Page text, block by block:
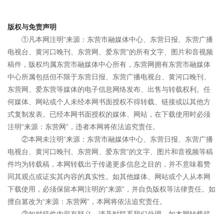
版权与免责声明
①凡本网注明“来源：东营市融媒体中心、东营日报、东营广播
电视台、黄河口晚刊、东营网、爱东营”的所有文字、图片和音视频
稿件，版权均属东营市融媒体中心所有，东营网拥有东营市融媒体
中心所属包括但不限于东营日报、东营广播电视台、黄河口晚刊、
东营网、爱东营等媒体的电子信息网络发布、出售与转载权利。任
何媒体、网站或个人未经本网书面授权不得转载、链接或以其他方
式复制发表。已经本网书面授权的媒体、网站，在下载使用时必须
注明“来源：东营网”，违者本网将依法追究责任。
②本网未注明“来源：东营市融媒体中心、东营日报、东营广播
电视台、黄河口晚刊、东营网、爱东营”的文字、图片和音视频等稿
件均为转载稿，本网转载出于传递更多信息之目的，并不意味着赞
同其观点或证实其内容的真实性。如其他媒体、网站或个人从本网
下载使用，必须保留本网注明的“来源”，并自负版权等法律责任。如
擅自篡改为“来源：东营网”，本网将依法追究责任。